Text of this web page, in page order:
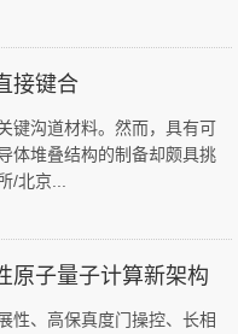
接键合
沟道材料。然而，具有可
体堆叠结构的制备却颇具挑
北京...
原子量子计算新架构
、高保真度门操控、长相